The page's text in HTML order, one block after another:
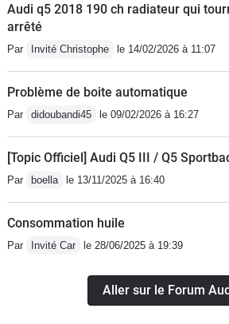
Audi q5 2018 190 ch radiateur qui
arrêté
Par Invité Christophe le 14/02/2026 à 11:07
Problème de boite automatique
Par didoubandi45 le 09/02/2026 à 16:27
[Topic Officiel] Audi Q5 III / Q5
Par boella le 13/11/2025 à 16:40
Consommation huile
Par Invité Car le 28/06/2025 à 19:39
Aller sur le Forum